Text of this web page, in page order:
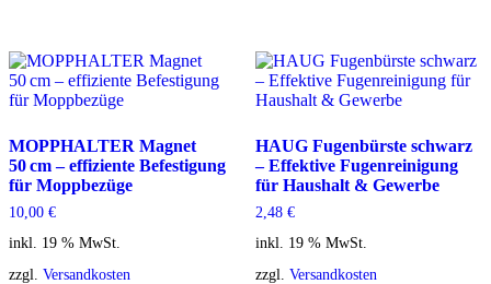
MOPPHALTER Magnet
50 cm – effiziente Befestigung
für Moppbezüge
10,00 €
inkl. 19 % MwSt.
zzgl. Versandkosten
HAUG Fugenbürste schwarz
– Effektive Fugenreinigung
für Haushalt & Gewerbe
2,48 €
inkl. 19 % MwSt.
zzgl. Versandkosten